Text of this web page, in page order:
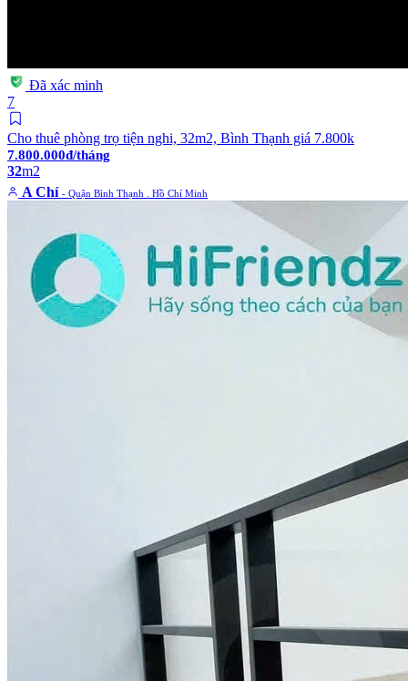
Đã xác minh
7
Cho thuê phòng trọ tiện nghi, 32m2, Bình Thạnh giá 7.800k
7.800.000đ/tháng
32m2
A Chí - Quận Bình Thạnh . Hồ Chí Minh